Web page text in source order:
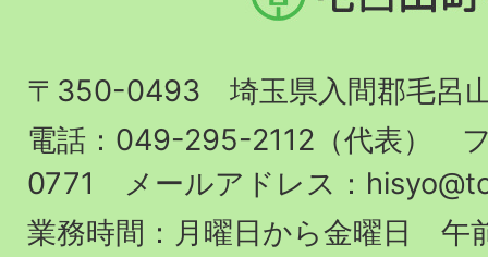
呂
町
役
場
〒350-0493 埼玉県入間郡毛呂
電話：049-295-2112（代表）
0771 メールアドレス：
業務時間：月曜日から金曜日 午